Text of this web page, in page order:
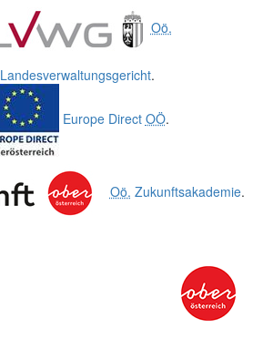
Oö.
Landesverwaltungsgericht.
Europe Direct OÖ.
Oö. Zukunftsakademie.